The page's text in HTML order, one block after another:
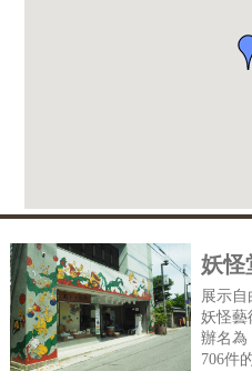
妖怪
展示自
妖怪藝
辦名為
706件